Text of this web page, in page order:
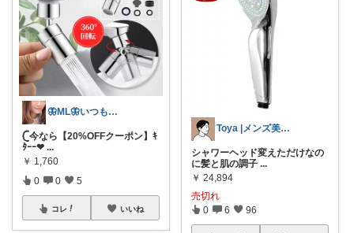
🦋ML🦋いつもありがとう💓
𓊆今なら【20%OFFクーポン】ｷ
ﾀｰｰ❤ ...
￥ 1,760
0 0 5
コレ いいね
Toya |メンズ美容×垢抜け
シャワーヘッド変えただけなの
に髪と肌の調子 ...
￥ 24,894
売切れ
0 6 96